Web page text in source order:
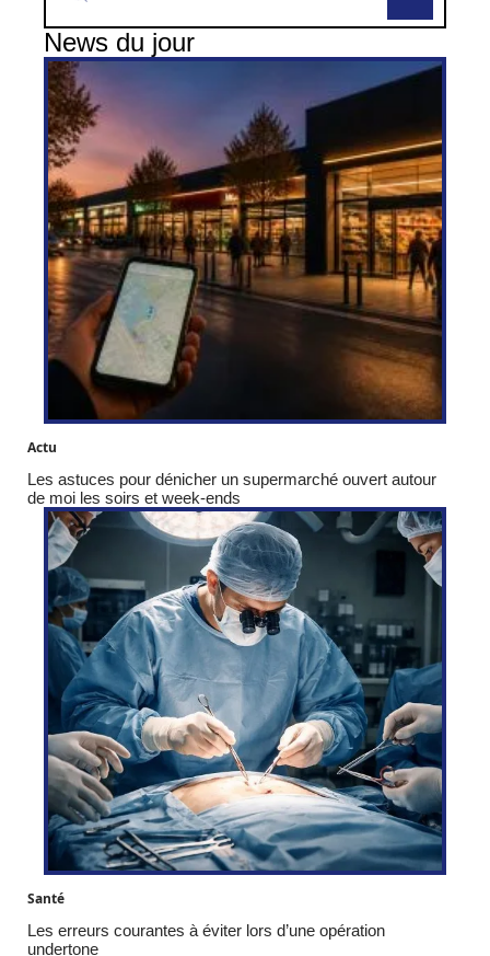
News du jour
Actu
Les astuces pour dénicher un supermarché ouvert autour
de moi les soirs et week-ends
Santé
Les erreurs courantes à éviter lors d’une opération
undertone